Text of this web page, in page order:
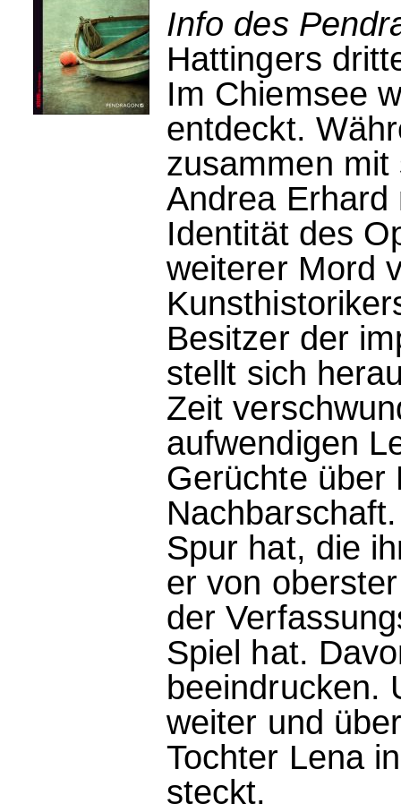
Info des
Hattingers
Im Chiemsee
entdeckt.
zusammen
Andrea
Identität des
weiterer Mord
Besitzer der
stellt sich
Zeit
aufwendigen
Gerüchte über
Spur hat, die
er von
der
Spiel hat.
beeindrucken.
weiter und
Tochter Lena
steckt.